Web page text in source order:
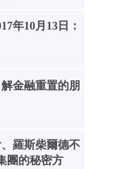
年10月13日：
金融重置的朋
羅斯柴爾德不
團的秘密方